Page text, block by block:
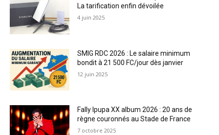
La tarification enfin dévoilée
4 juin 2025
SMIG RDC 2026 : Le salaire minimum
bondit à 21 500 FC/jour dès janvier
12 juin 2025
Fally Ipupa XX album 2026 : 20 ans de
règne couronnés au Stade de France
7 octobre 2025